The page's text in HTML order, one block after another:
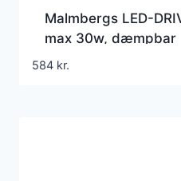
Malmbergs LED-
max 30w, dæmpbar
584 kr.